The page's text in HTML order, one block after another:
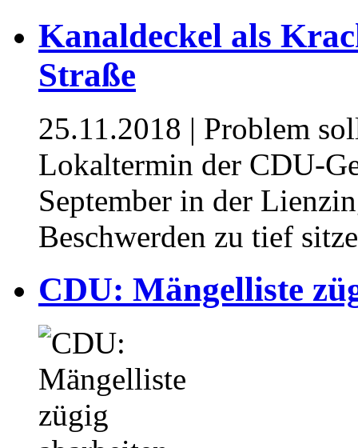
Kanaldeckel als
Straße
25.11.2018 | Problem
Lokaltermin der CDU-
September in der
Beschwerden zu tief
CDU: Mängelliste